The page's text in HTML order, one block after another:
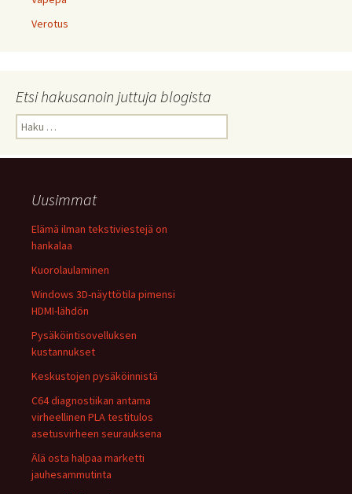
Verotus
Etsi hakusanoin juttuja blogista
Haku:
Uusimmat
Elämä ilman tekstiviestejä on
hankalaa
Kuorolaulaminen
Windows 3D-näyttötila pimensi
HDMI-lähdön
Pysäköintisovelluksen
kustannukset
Keskustojen pysäköinnistä
C64 diagnostiikan antama
virheellinen PLA testitulos
asetusvirheen seurauksena
Älä osta halpaa marketti
jauhesammutinta